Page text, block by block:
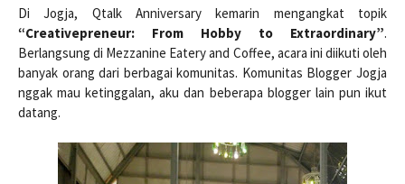
Di Jogja, Qtalk Anniversary kemarin mengangkat topik
“Creativepreneur: From Hobby to Extraordinary”.
Berlangsung di Mezzanine Eatery and Coffee, acara ini diikuti oleh
banyak orang dari berbagai komunitas. Komunitas Blogger Jogja
nggak mau ketinggalan, aku dan beberapa blogger lain pun ikut
datang.